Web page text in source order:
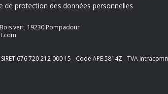
de protection des données personnelles
vert, 19230 Pompadour
676 720 212 000 15 - Code APE 5814Z - TVA